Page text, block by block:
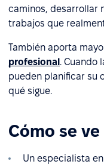
caminos, desarrollar
trabajos que
También aporta
profesional. Cuando
pueden planificar su
qué sigue.
Cómo se
Un especialista